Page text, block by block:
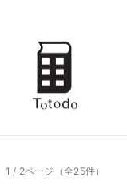
1 / 2ページ （全25件）